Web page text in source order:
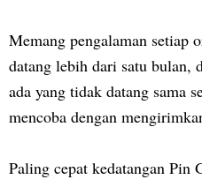
Memang pengalaman setiap
datang lebih dari satu bulan,
ada yang tidak datang sama
mencoba dengan
Paling cepat kedatangan Pin